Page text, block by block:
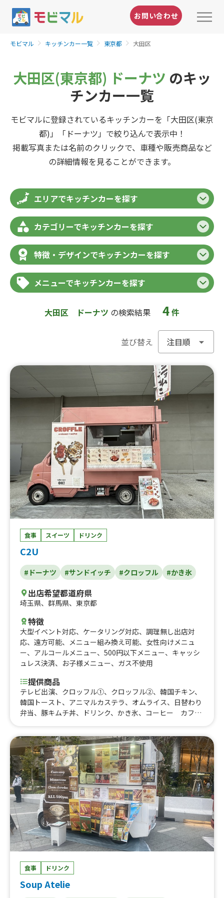
お問い合わせ
モビマル キッチンカー一覧 東京都 大田区
大田区(東京都) ドーナツ のキッ
チンカー一覧
モビマルに登録されているキッチンカーを「大田区(東京
都)」「ドーナツ」で絞り込んで表示中！
掲載写真または名前のクリックで、車種や販売商品など
の詳細情報を見ることができます。
エリアでキッチンカーを探す
カテゴリーでキッチンカーを探す
特徴・デザインでキッチンカーを探す
メニューでキッチンカーを探す
大田区 ドーナツ の検索結果 4件
並び替え
食事 スイーツ ドリンク
C2U
#ドーナツ #サンドイッチ #クロッフル #かき氷
出店希望都道府県
埼玉県、 群馬県、 東京都
特徴
大型イベント対応、 ケータリング対応、 調理無し出店対
応、 遠方可能、 メニュー組み換え可能、 女性向けメニュ
ー、 アルコールメニュー、 500円以下メニュー、 キャッシ
ュレス決済、 お子様メニュー、 ガス不使用
提供商品
テレビ出演、クロッフル①、クロッフル②、韓国チキン、
韓国トースト、アニマルカステラ、オムライス、日替わり
弁当、豚キムチ丼、ドリンク、かき氷、コーヒー カフェ
食事 ドリンク
Soup Atelie